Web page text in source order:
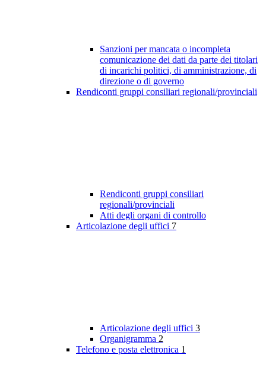
Sanzioni per mancata o incompleta
comunicazione dei dati da parte dei titolari
di incarichi politici, di amministrazione, di
direzione o di governo
Rendiconti gruppi consiliari regionali/provinciali
Rendiconti gruppi consiliari
regionali/provinciali
Atti degli organi di controllo
Articolazione degli uffici 7
Articolazione degli uffici 3
Organigramma 2
Telefono e posta elettronica 1